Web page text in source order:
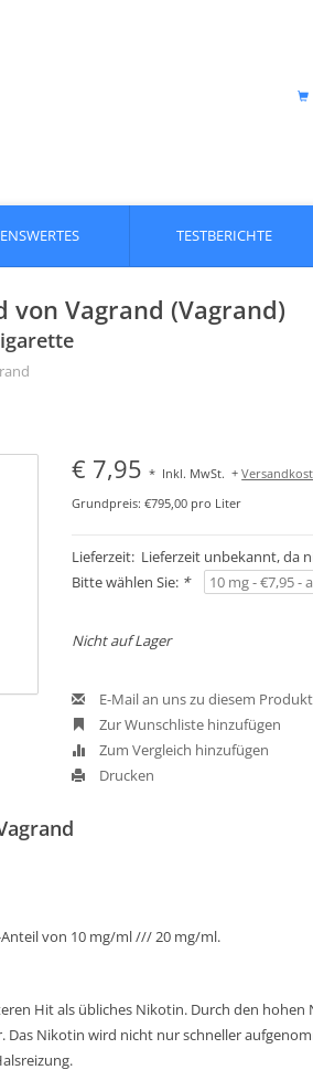
TESTBERICHTE
von Vagrand (Vagrand)
€ 7,95* Inkl. MwSt. +
Grundpreis: €795,00 pro Liter
Lieferzeit: Lieferzeit unbekannt, da
Bitte wählen Sie: *
Nicht auf Lager
E-Mail an uns zu diesem Produkt
Zur Wunschliste hinzufügen
Zum Vergleich hinzufügen
Drucken
von 10 mg/ml /// 20 mg/ml.
Hit als übliches Nikotin. Durch den
Das Nikotin wird nicht nur schneller